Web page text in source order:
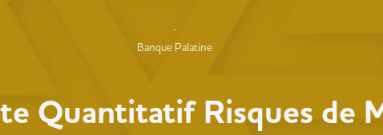
Banque Palatine
Quantitatif Risques de